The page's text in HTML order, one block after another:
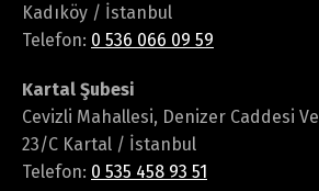
Kadıköy / İstanbul
Telefon: 0 536 066 09 59
Kartal Şubesi
Cevizli Mahallesi, Denizer Caddesi
23/C Kartal / İstanbul
Telefon: 0 535 458 93 51